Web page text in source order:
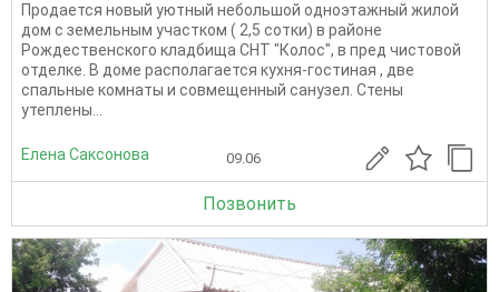
Продается новый уютный небольшой одноэтажный жилой
дом с земельным участком ( 2,5 сотки) в районе
Рождественского кладбища СНТ "Колос", в пред чистовой
отделке. В доме располагается кухня-гостиная , две
спальные комнаты и совмещенный санузел. Стены
утеплены...
Елена Саксонова 09.06
Позвонить